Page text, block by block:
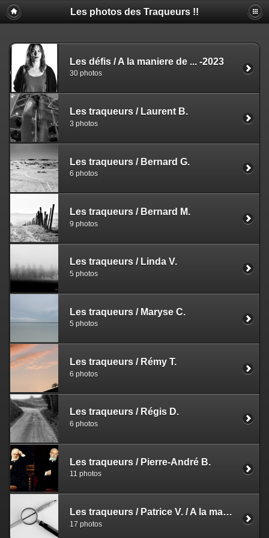
Les photos des Traqueurs !!
Les défis / A la maniere de ... -2023
30 photos
Les traqueurs / Laurent B.
3 photos
Les traqueurs / Bernard G.
6 photos
Les traqueurs / Bernard M.
9 photos
Les traqueurs / Linda V.
5 photos
Les traqueurs / Maryse C.
5 photos
Les traqueurs / Rémy T.
6 photos
Les traqueurs / Régis D.
6 photos
Les traqueurs / Pierre-André B.
11 photos
Les traqueurs / Patrice V. / A la maniere de Chema Madoz
17 photos